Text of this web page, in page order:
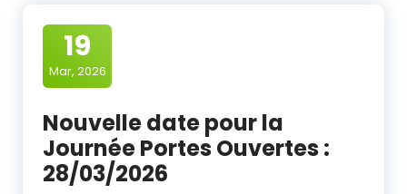
19
Mar, 2026
Nouvelle date pour la
Journée Portes Ouvertes :
28/03/2026